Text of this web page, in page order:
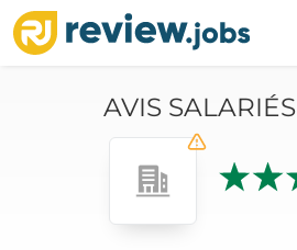
AVIS SALARIÉS